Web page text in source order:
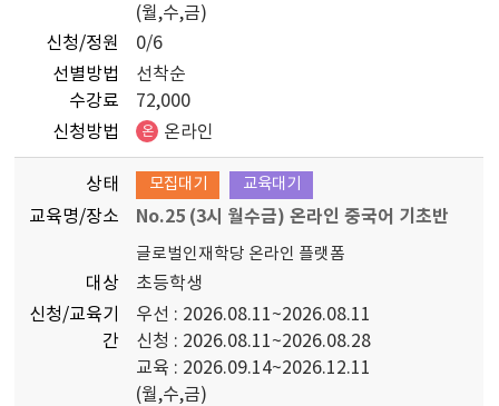
(월,수,금)
신청/정원
0/6
선별방법
수강료
선착순
72,000
신청방법
온 온라인
상태 모집대기 교육대기
교육명/장소 No.25 (3시 월수금) 온라인 중국어 기초반
글로벌인재학당 온라인 플랫폼
대상
초등학생
신청/교육기
간
우선 : 2026.08.11~2026.08.11
신청 : 2026.08.11~2026.08.28
교육 : 2026.09.14~2026.12.11
(월,수,금)